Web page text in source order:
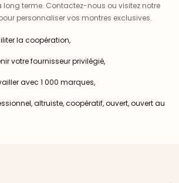
terme. Contactez-nous ou visitez notre
personnaliser vos montres exclusives.
la coopération,
votre fournisseur privilégié,
avec 1 000 marques,
altruiste, coopératif, ouvert, ouvert au